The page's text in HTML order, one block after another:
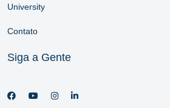
University
Contato
Siga a Gente